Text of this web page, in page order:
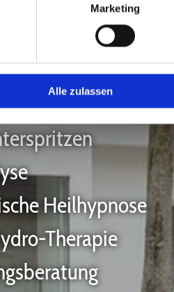
Marketing
Alle zulassen
Heilhypnose
Therapie